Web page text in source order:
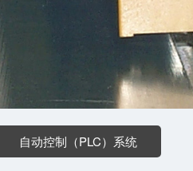
自动控制（PLC）系统